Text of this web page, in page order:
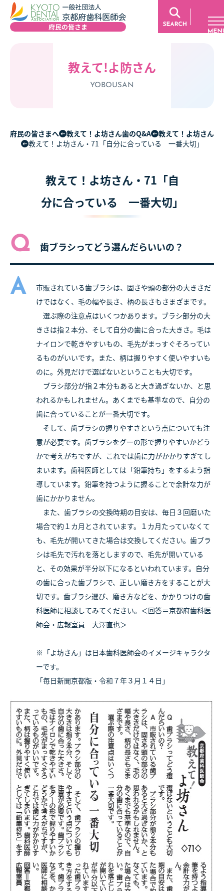
教えて!よ防さん
YOBOUSAN
府民の皆さまへ 教えて！よ坊さん歯のQ&A
教えて！よ坊さん
教えて！よ坊さん・71「自分に合っている 一番大切」
教えて！よ坊さん・71「自
分に合っている 一番大切」
Q 歯ブラシってどう選んだらいいの？
A
市販されている歯ブラシは、固さや頭の部分の大きさだ
けではなく、毛の幅や長さ、柄の長さもさまざまです。
選ぶ際の注意点はいくつかあります。ブラシ部分の大
きさは指２本分、そして自分の歯に合った大きさ。毛は
ナイロンで乾きやすいもの、毛先がまっすぐそろってい
るものがいいです。また、柄は握りやすく使いやすいも
のに。外見だけで選ばないということも大切です。
ブラシ部分が指２本分もあると大き過ぎないか、と思
われるかもしれません。あくまでも基準なので、自分の
歯に合っていることが一番大切です。
そして、歯ブラシの握りやすさという点についても注
意が必要です。歯ブラシをグーの形で握りやすいかどう
かで考えがちですが、これでは歯に力がかかりすぎてし
まいます。歯科医師としては「鉛筆持ち」をするよう指
導しています。鉛筆を持つように握ることで余計な力が
歯にかかりません。
また、歯ブラシの交換時期の目安は、毎日３回磨いた
場合で約１カ月とされています。１カ月たっていなくて
も、毛先が開いてきた場合は交換してください。歯ブラ
シは毛先で汚れを落としますので、毛先が開いている
と、その効果が半分以下になるといわれています。自分
の歯に合った歯ブラシで、正しい磨き方をすることが大
切です。歯ブラシ選び、磨き方などを、かかりつけの歯
科医師に相談してみてください。＜回答＝京都府歯科医
師会・広報室員 大澤直也＞
※「よ坊さん」は日本歯科医師会のイメージキャラクタ
ーです。
「毎日新聞京都版・令和７年３月１４日」